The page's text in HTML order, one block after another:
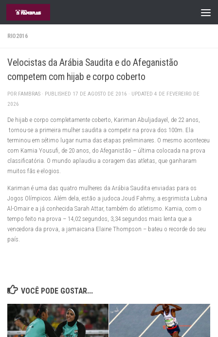
Skip to content
RIO2016
Velocistas da Arábia Saudita e do Afeganistão
competem com hijab e corpo coberto
POR FAMBRAS · PUBLISHED 17 DE AGOSTO DE 2016 · UPDATED 4 DE FEVEREIRO DE
2026
De hijab e corpo completamente coberto, Kariman Abuljadayel, de 22 anos,
tornou-se a primeira mulher saudita a competir na prova dos 100m. Ela
terminou em sétimo lugar numa das etapas preliminares. O mesmo aconteceu
com Kamia Yousufi, de 20 anos, do Afeganistão – última colocada na prova
classificatória. O mundo aplaudiu a coragem das atletas, que ganharam
muitos fãs e elogios.
Kariman é uma das quatro mulheres da Arábia Saudita enviadas para os
Jogos Olímpicos. Além dela, estão a judoca Joud Fahmy, a esgrimista Lubna
Al-Omair e a já conhecida Sarah Attar, também do atletismo. Kamia, com o
tempo feito na prova – 14,02 segundos, 3,34 segundos mais lenta que a
vencedora da prova, a jamaicana Elaine Thompson – bateu o recorde do seu
país.
VOCÊ PODE GOSTAR...